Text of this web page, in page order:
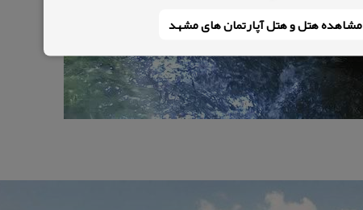
مشاهده هتل و هتل‌ آپارتمان های مشهد